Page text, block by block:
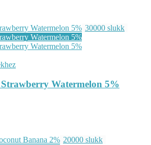
30000 slukk
Strawberry Watermelon 5%
20000 slukk